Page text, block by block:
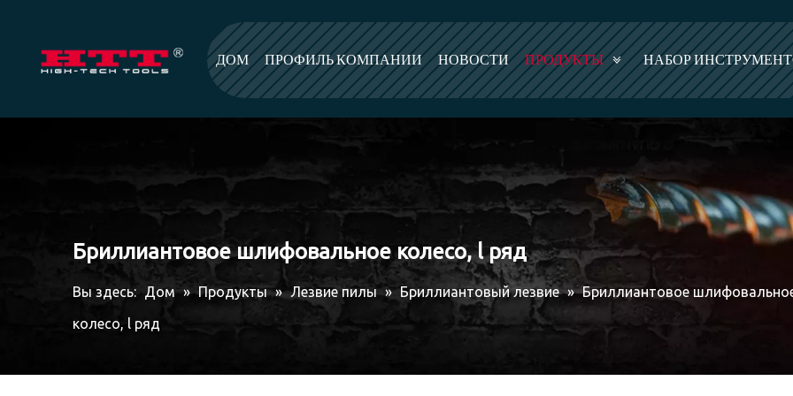
ДОМ ПРОФИЛЬ КОМПАНИИ НОВОСТИ ПРОДУКТЫ НАБОР
Бриллиантовое шлифовальное колесо, l ряд
Вы здесь: Дом » Продукты » Лезвие пилы » Бриллиантовый лезвие » Бриллиантовое
колесо, l ряд